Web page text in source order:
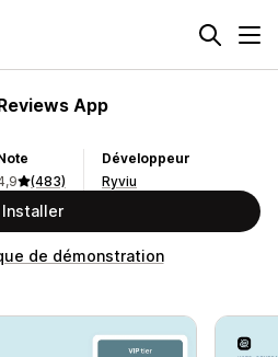
App
(483)
Développeur
Ryviu
Installer
de démonstration